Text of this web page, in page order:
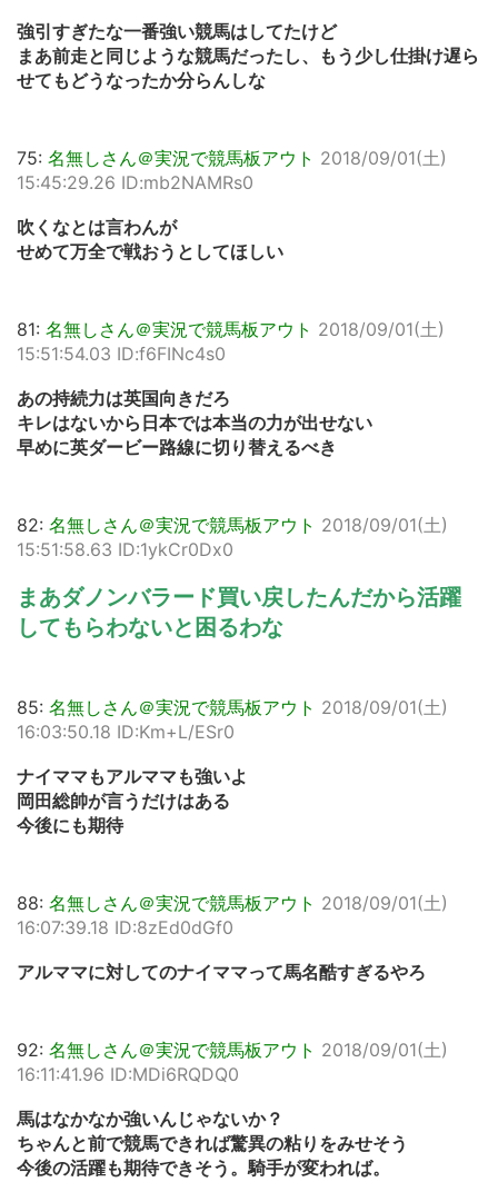
強引すぎたな一番強い競馬はしてたけど
まあ前走と同じような競馬だったし、もう少し仕掛け遅ら
せてもどうなったか分らんしな
75: 名無しさん＠実況で競馬板アウト 2018/09/01(土)
15:45:29.26 ID:mb2NAMRs0
吹くなとは言わんが
せめて万全で戦おうとしてほしい
81: 名無しさん＠実況で競馬板アウト 2018/09/01(土)
15:51:54.03 ID:f6FINc4s0
あの持続力は英国向きだろ
キレはないから日本では本当の力が出せない
早めに英ダービー路線に切り替えるべき
82: 名無しさん＠実況で競馬板アウト 2018/09/01(土)
15:51:58.63 ID:1ykCr0Dx0
まあダノンバラード買い戻したんだから活躍
してもらわないと困るわな
85: 名無しさん＠実況で競馬板アウト 2018/09/01(土)
16:03:50.18 ID:Km+L/ESr0
ナイママもアルママも強いよ
岡田総帥が言うだけはある
今後にも期待
88: 名無しさん＠実況で競馬板アウト 2018/09/01(土)
16:07:39.18 ID:8zEd0dGf0
アルママに対してのナイママって馬名酷すぎるやろ
92: 名無しさん＠実況で競馬板アウト 2018/09/01(土)
16:11:41.96 ID:MDi6RQDQ0
馬はなかなか強いんじゃないか？
ちゃんと前で競馬できれば驚異の粘りをみせそう
今後の活躍も期待できそう。騎手が変われば。